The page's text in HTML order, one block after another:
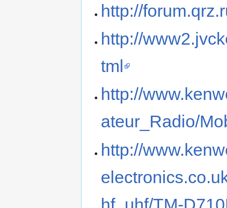
http://
http://
tml
http://
ateur_Radio/
http://